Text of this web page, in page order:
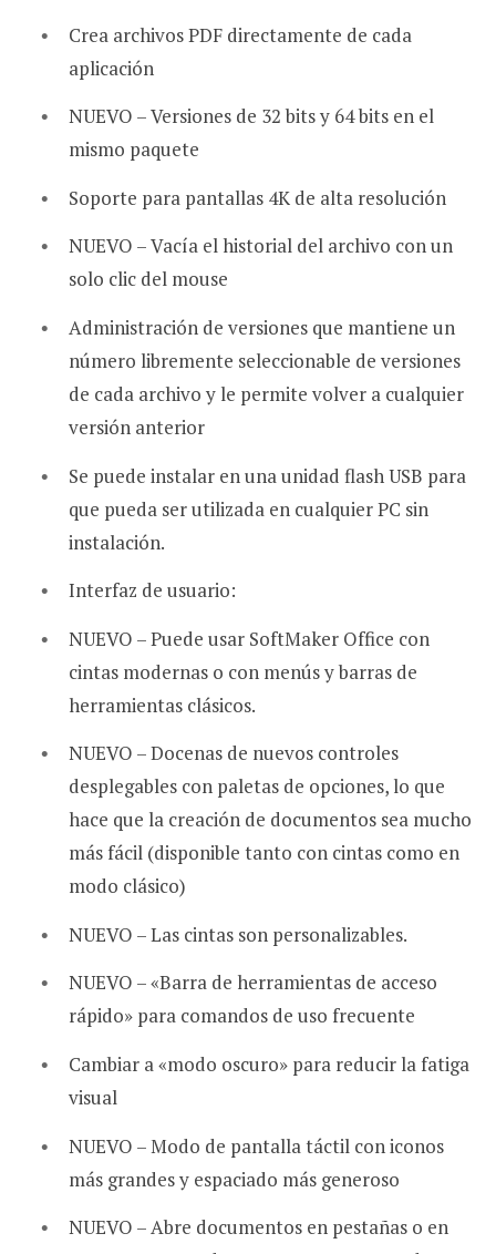
Crea archivos PDF directamente de cada
aplicación
NUEVO – Versiones de 32 bits y 64 bits en el
mismo paquete
Soporte para pantallas 4K de alta resolución
NUEVO – Vacía el historial del archivo con un
solo clic del mouse
Administración de versiones que mantiene un
número libremente seleccionable de versiones
de cada archivo y le permite volver a cualquier
versión anterior
Se puede instalar en una unidad flash USB para
que pueda ser utilizada en cualquier PC sin
instalación.
Interfaz de usuario:
NUEVO – Puede usar SoftMaker Office con
cintas modernas o con menús y barras de
herramientas clásicos.
NUEVO – Docenas de nuevos controles
desplegables con paletas de opciones, lo que
hace que la creación de documentos sea mucho
más fácil (disponible tanto con cintas como en
modo clásico)
NUEVO – Las cintas son personalizables.
NUEVO – «Barra de herramientas de acceso
rápido» para comandos de uso frecuente
Cambiar a «modo oscuro» para reducir la fatiga
visual
NUEVO – Modo de pantalla táctil con iconos
más grandes y espaciado más generoso
NUEVO – Abre documentos en pestañas o en